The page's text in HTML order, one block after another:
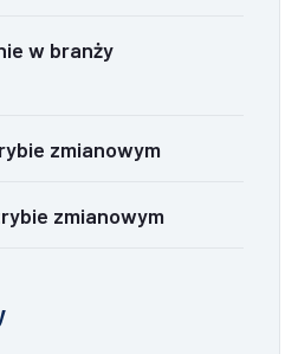
w branży
zmianowym
zmianowym